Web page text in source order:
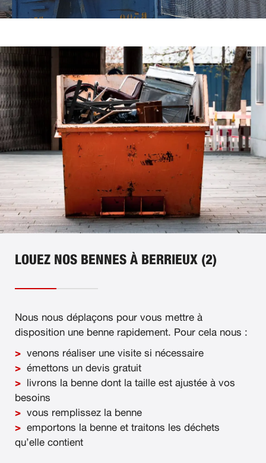
LOUEZ NOS BENNES À BERRIEUX (2)
Nous nous déplaçons pour vous mettre à
disposition une benne rapidement. Pour cela nous :
venons réaliser une visite si nécessaire
émettons un devis gratuit
livrons la benne dont la taille est ajustée à vos
besoins
vous remplissez la benne
emportons la benne et traitons les déchets
qu’elle contient